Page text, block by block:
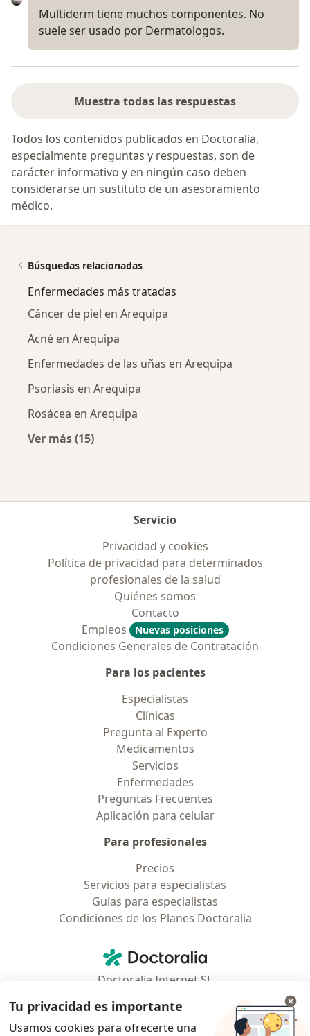
Multiderm tiene muchos componentes. No
suele ser usado por Dermatologos.
Muestra todas las respuestas
Todos los contenidos publicados en Doctoralia,
especialmente preguntas y respuestas, son de
carácter informativo y en ningún caso deben
considerarse un sustituto de un asesoramiento
médico.
Búsquedas relacionadas
Enfermedades más tratadas
Cáncer de piel en Arequipa
Acné en Arequipa
Enfermedades de las uñas en Arequipa
Psoriasis en Arequipa
Rosácea en Arequipa
Ver más (15)
Servicio
Privacidad y cookies
Política de privacidad para determinados
profesionales de la salud
Quiénes somos
Contacto
Empleos
Nuevas posiciones
Condiciones Generales de Contratación
Para los pacientes
Especialistas
Clínicas
Pregunta al Experto
Medicamentos
Servicios
Enfermedades
Preguntas Frecuentes
Aplicación para celular
Para profesionales
Precios
Servicios para especialistas
Guías para especialistas
Condiciones de los Planes Doctoralia
Doctoralia - Página de inicio
Doctoralia Internet SL
08019 Barcelona, Spain
Tu privacidad es importante
Usamos cookies para ofrecerte una